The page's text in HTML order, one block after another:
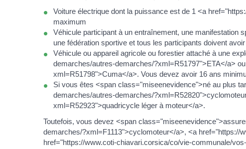
Voiture électrique dont la puissance est de 1 <a
maximum
Véhicule participant à un entraînement, une manifestation
une fédération sportive et tous les participants doivent
Véhicule ou appareil agricole ou forestier attaché à une
demarches/autres-demarches/?xml=R51797">ETA</a>
xml=R51798">Cuma</a>. Vous devez avoir 16 ans
Si vous êtes <span class="miseenevidence">né au plus
demarches/autres-demarches/
xml=R52923">quadricycle léger à moteur</a>.
Toutefois, vous devez <span
demarches/?xml=F1113">cyclomoteur</a>, <a
href="https://www.coti-chiavari.corsica/co/vie-communale/